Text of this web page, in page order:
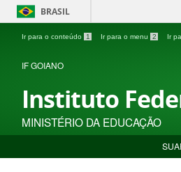
BRASIL
Ir para o conteúdo 1 Ir para o menu 2 Ir
IF GOIANO
Instituto
MINISTÉRIO DA EDUCAÇÃO